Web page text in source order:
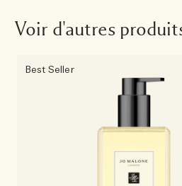
Voir d'autres
Best Seller